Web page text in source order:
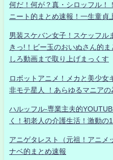
何だ！何が？真・シロッフ
ニート的まとめ速報！一生童貞
男装スケバン女子！スケッフル
きっ!！ビー玉のおいぬさん的
しろ動画まで取り上げまっくす
ロボットアニメ！メカと美少女
非モテ星人 ！あらゆるマニアの
ハルッフル-専業主夫的
く！初老人の介護生活！激動の
アニゲタレスト（元祖！アニ
ナベ的まとめ速報